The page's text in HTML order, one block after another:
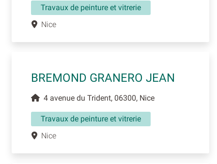
Travaux de peinture et vitrerie
Nice
BREMOND GRANERO JEAN
4 avenue du Trident, 06300, Nice
Travaux de peinture et vitrerie
Nice